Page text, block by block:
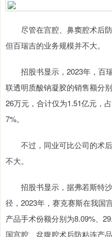
尽管在宫腔、鼻窦腔术后防
但百瑞吉的业务规模并不大。
招股书显示，2023年，百
联透明质酸钠凝胶的销售额分
26万元，合计仅为1.51亿元，
7%。
不过，同业可比公司的术后
不大。
招股书显示，据弗若斯特沙
径，2023年，赛克赛斯在我国
产品手术份额分别为8.09%、
国宫腔、盆腹腔术后防粘连产